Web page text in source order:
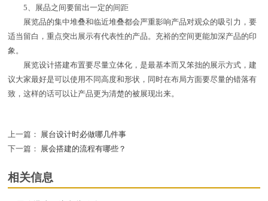
5、展品之间要留出一定的间距
展览品的集中堆叠和临近堆叠都会严重影响产品对观众的吸引力，要
适当留白，重点突出展示有代表性的产品。充裕的空间更能加深产品的印
象。
展览设计搭建布置要尽量立体化，是最基本而又笨拙的展示方式，建
议大家最好是可以使用不同高度和形状，同时在布局方面要尽量的错落有
致，这样的话可以让产品更为清楚的被展现出来。
上一篇：
展台设计时必做哪几件事
下一篇：
展会搭建的流程有哪些？
相关信息